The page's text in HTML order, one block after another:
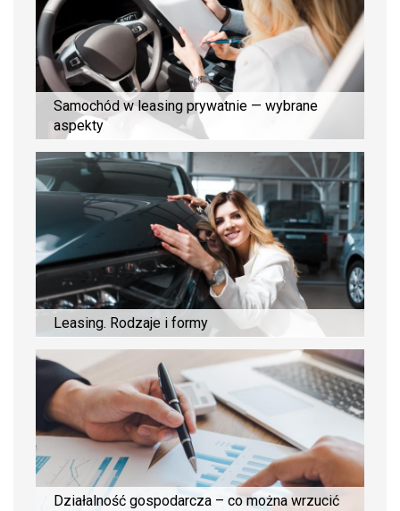
Samochód w leasing prywatnie — wybrane
aspekty
Leasing. Rodzaje i formy
Działalność gospodarcza – co można wrzucić